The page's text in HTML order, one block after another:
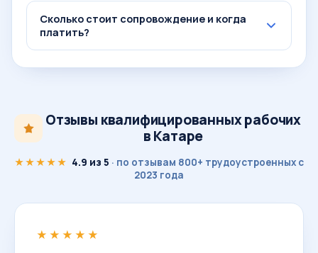
Сколько стоит сопровождение и когда
платить?
Отзывы квалифицированных рабочих
в Катаре
★★★★★ 4.9 из 5 · по отзывам 800+ трудоустроенных с
2023 года
★★★★★